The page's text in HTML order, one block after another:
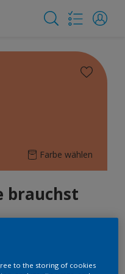
Farbe wählen
brauchst
to the storing of cookies